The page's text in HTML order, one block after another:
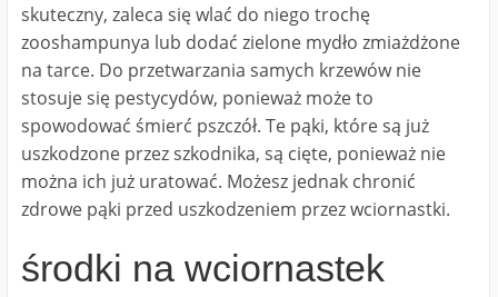
skuteczny, zaleca się wlać do niego trochę
zooshampunya lub dodać zielone mydło zmiażdżone
na tarce. Do przetwarzania samych krzewów nie
stosuje się pestycydów, ponieważ może to
spowodować śmierć pszczół. Te pąki, które są już
uszkodzone przez szkodnika, są cięte, ponieważ nie
można ich już uratować. Możesz jednak chronić
zdrowe pąki przed uszkodzeniem przez wciornastki.
środki na wciornastek